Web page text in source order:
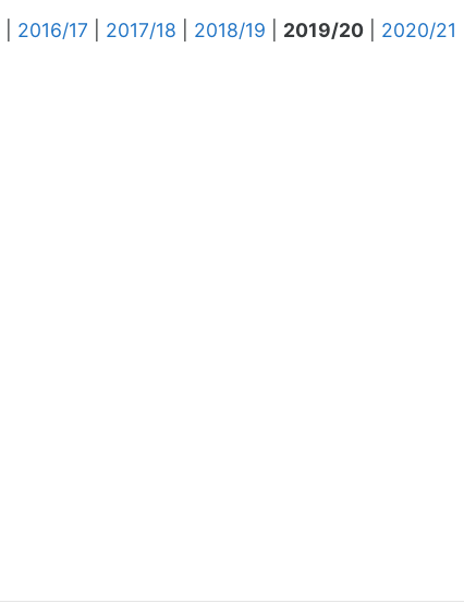
2016/17 2017/18 2018/19 2019/20
2020/21